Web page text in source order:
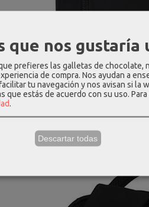
que nos
prefieres las galletas de chocolate,
de compra. Nos ayudan a
tu navegación y nos avisan si la
que estás de acuerdo con su uso.
.
Descartar todas